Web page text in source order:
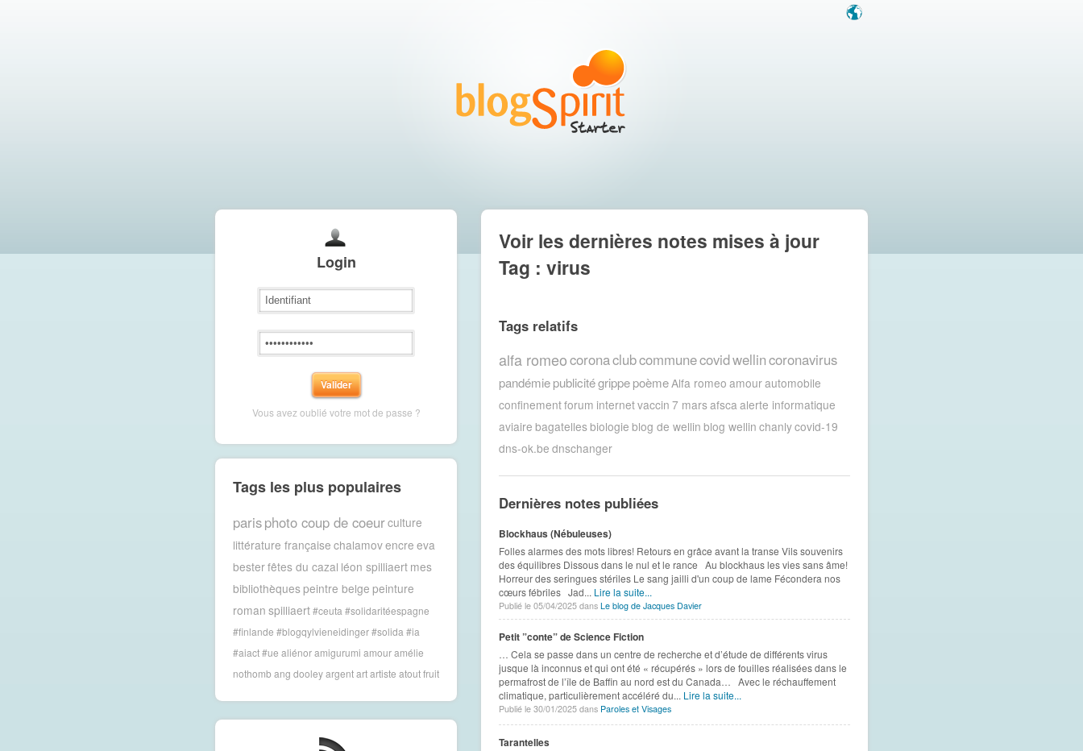
Login
Vous avez oublié votre mot de passe ?
Tags les plus populaires
parisphoto coup de coeurculture
littérature française chalamovencre eva
besterfêtes du cazal léon spilliaert mes
bibliothèquespeintre belge peinture
roman spilliaert #ceuta #solidaritéespagne
#finlande #blogqylvieneidinger #solida #ia
#aiact #ue aliénor amigurumi amour amélie
nothomb ang dooley argent art artiste atout fruit
Voir les dernières notes mises à jour
Tag : virus
Tags relatifs
alfa romeocoronaclubcommunecovidwellincoronavirus
pandémie publicitégrippe poème Alfa romeo amourautomobile
confinementforum internetvaccin 7 marsafsca alerte informatique
aviaire bagatellesbiologie blog de wellin blog wellin chanlycovid-19
dns-ok.be dnschanger
Dernières notes publiées
Blockhaus (Nébuleuses)
Folles alarmes des mots libres! Retours en grâce avant la transe Vils souvenirs
des équilibres Dissous dans le nul et le rance Au blockhaus les vies sans âme!
Horreur des seringues stériles Le sang jailli d'un coup de lame Fécondera nos
cœurs fébriles Jad... Lire la suite...
Publié le 05/04/2025 dans Le blog de Jacques Davier
Petit ”conte” de Science Fiction
… Cela se passe dans un centre de recherche et d’étude de différents virus
jusque là inconnus et qui ont été « récupérés » lors de fouilles réalisées dans le
permafrost de l’île de Baffin au nord est du Canada… Avec le réchauffement
climatique, particulièrement accéléré du... Lire la suite...
Publié le 30/01/2025 dans Paroles et Visages
Tarantelles